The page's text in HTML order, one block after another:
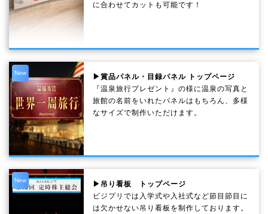
に合わせてカットも可能です！
New
▶賞品パネル・目録パネル トップページ
『温泉旅行プレゼント』の様に温泉の写真と
旅館の名前をいれたパネルはもちろん、多様
なサイズで制作いただけます。
New
▶吊り看板 トップページ
ビジプリでは入学式や入社式など節目節目に
は欠かせない吊り看板を制作しております。